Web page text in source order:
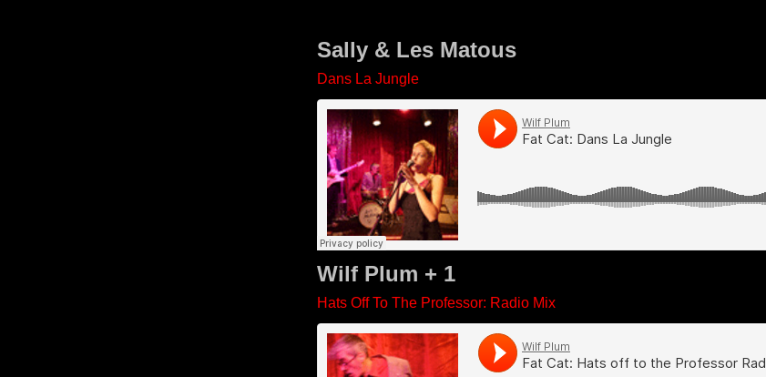
Sally & Les Matous
Dans La Jungle
Wilf Plum + 1
Hats Off To The Professor: Radio Mix